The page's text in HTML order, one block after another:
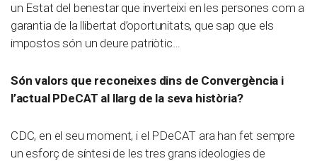
un Estat del benestar que inverteixi en les persones com a
garantia de la llibertat d’oportunitats, que sap que els
impostos són un deure patriòtic…
Són valors que reconeixes dins de Convergència i
l’actual PDeCAT al llarg de la seva història?
CDC, en el seu moment, i el PDeCAT ara han fet sempre
un esforç de síntesi de les tres grans ideologies de